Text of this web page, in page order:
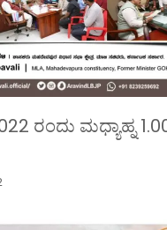
ರಂದು ಮಧ್ಯಾಹ್ನ